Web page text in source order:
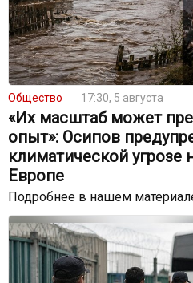
Общество 17:30, 5 августа
«Их масштаб может
опыт»: Осипов
климатической
Европе
Подробнее в нашем